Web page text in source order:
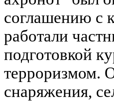
соглашению с
работали
подготовкой
терроризмом.
снаряжения,